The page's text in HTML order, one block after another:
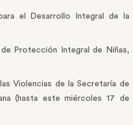
el Desarrollo Integral de la
Protección Integral de Niñas,
Violencias de la Secretaría de
(hasta este miércoles 17 de